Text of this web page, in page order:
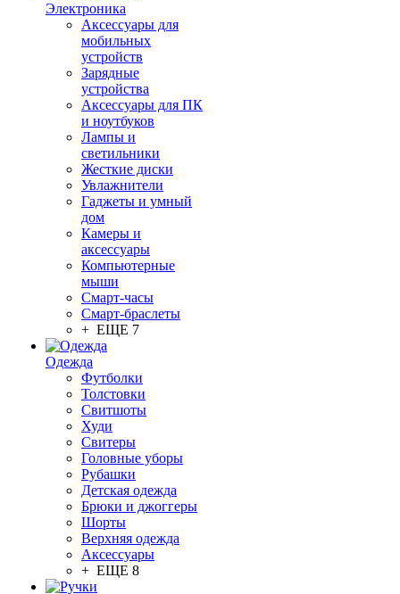
Электроника
Аксессуары для
мобильных
устройств
Зарядные
устройства
Аксессуары для ПК
и ноутбуков
Лампы и
светильники
Жесткие диски
Увлажнители
Гаджеты и умный
дом
Камеры и
аксессуары
Компьютерные
мыши
Смарт-часы
Смарт-браслеты
+ ЕЩЕ 7
Одежда
Футболки
Толстовки
Свитшоты
Худи
Свитеры
Головные уборы
Рубашки
Детская одежда
Брюки и джоггеры
Шорты
Верхняя одежда
Аксессуары
+ ЕЩЕ 8